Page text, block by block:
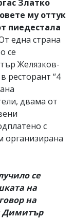
Златко
му оттук
пиедестала
една страна
се
Желязков-
ресторант “4
двама от
с
организирана
се
на
на
Димитър